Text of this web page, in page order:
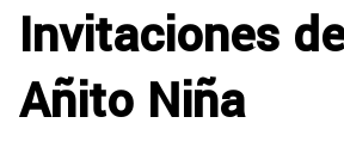
Invitaciones
Añito Niña